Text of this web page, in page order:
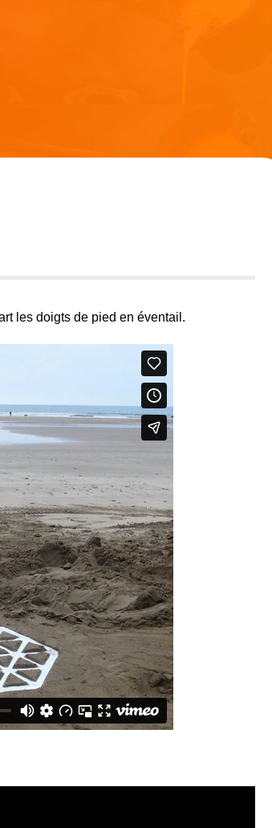
les doigts de pied en éventail.